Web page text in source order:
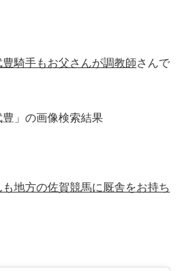
豊騎手もお父さんが調教師さんで
地方の佐賀競馬に厩舎をお持ち